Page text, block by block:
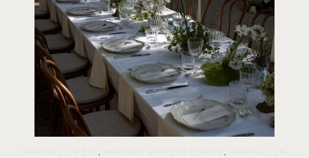
, MARIAGE EN PETIT COMITÉ,